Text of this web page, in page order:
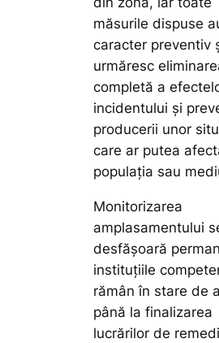
măsurile dispuse
caracter preventiv
urmăresc
completă a
incidentului și
producerii unor
care ar putea
populația sau
Monitorizarea
amplasamentului
desfășoară
instituțiile
rămân în stare de
până la finalizarea
lucrărilor de